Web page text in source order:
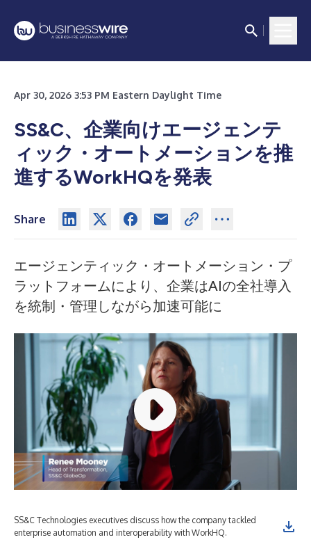
Apr 30, 2026 3:53 PM Eastern Daylight Time
SS&C、企業向けエージェンテ
ィック・オートメーションを推
進するWorkHQを発表
Share
エージェンティック・オートメーション・プ
ラットフォームにより、企業はAIの全社導入
を統制・管理しながら加速可能に
SS&C Technologies executives discuss how the company tackled
enterprise automation and interoperability with WorkHQ.